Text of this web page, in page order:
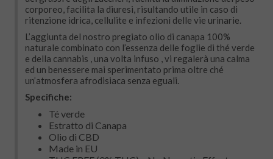
corporeo, facilita la diuresi, risultando utile in caso di
ritenzione idrica, cellulite e infezioni delle vie urinarie.
L’aggiunta del nostro pregiato olio di canapa 100%
naturale combinato con l’essenza delle foglie di thé verde
e della cannabis , una volta infuso , vi regalerà una calma
ed un benessere mai sperimentato prima oltre ché
un’atmosfera afrodisiaca senza eguali.
Specifiche:
Té verde
Estratto di Canapa
Olio di CBD
Made in EU